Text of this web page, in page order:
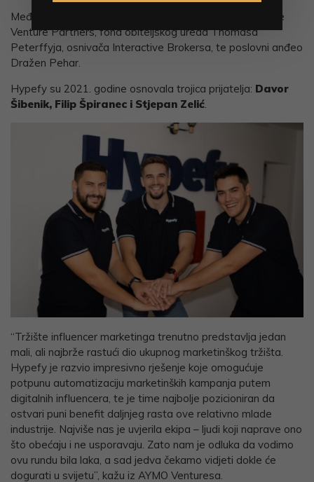
Među ranijim ulagačima su i Fil Rouge Capital, Interactive
Venture Partners, fond obiteljskog ureda Thomasa
Peterffyja, osnivača Interactive Brokersa, te poslovni anđeo
Dražen Pehar.
Hypefy su 2021. godine osnovala trojica prijatelja: Davor
Šibenik, Filip Špiranec i Stjepan Zelić.
“Tržište influencer marketinga trenutno predstavlja jedan
mali, ali najbrže rastući dio ukupnog marketinškog tržišta.
Hypefy je razvio impresivno rješenje koje omogućuje
potpunu automatizaciju marketinških kampanja putem
digitalnih influencera, te je time najbolje pozicioniran da
ostvari puni benefit daljnjeg rasta ove relativno mlade
industrije. Najviše nas je uvjerila ekipa – ljudi koji naprave ono
što obećaju i ne usporavaju. Zato nam je odluka da vodimo
ovu rundu bila laka, a sad jedva čekamo vidjeti dokle će
dogurati u svijetu”, kažu iz AYMO Venturesa.